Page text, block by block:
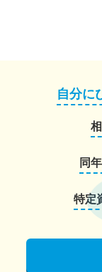
自分に
同
特定